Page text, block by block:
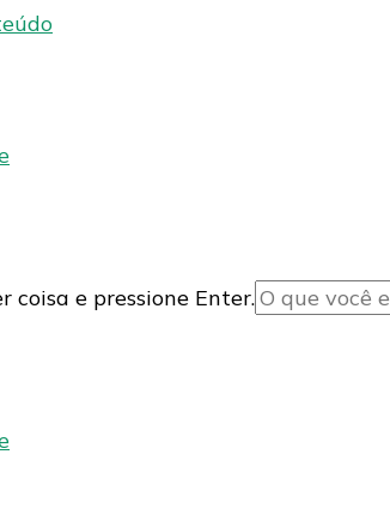
coisa e pressione Enter.